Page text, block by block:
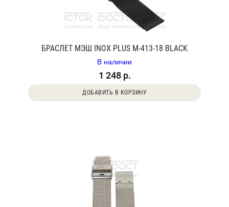
БРАСЛЕТ МЭШ INOX PLUS M-413-18 BLACK
В наличии
1 248 р.
ДОБАВИТЬ В КОРЗИНУ